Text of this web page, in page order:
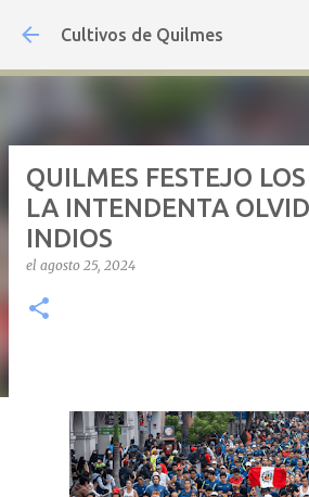
Ir al contenido
Cultivos de Quilmes
QUILMES FESTEJO
LA INTENDENTA
INDIOS
el agosto 25, 2024